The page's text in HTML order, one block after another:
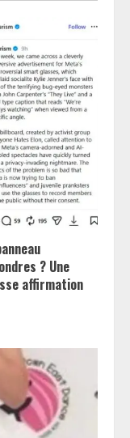
? Une
affirmation